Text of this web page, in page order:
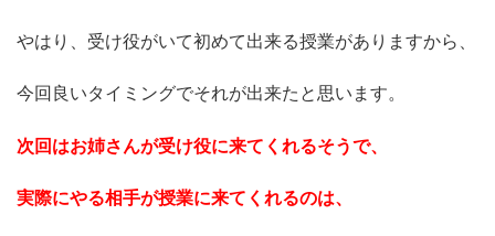
やはり、受け役がいて初めて出来る授業がありますから、
今回良いタイミングでそれが出来たと思います。
次回はお姉さんが受け役に来てくれるそうで、
実際にやる相手が授業に来てくれるのは、